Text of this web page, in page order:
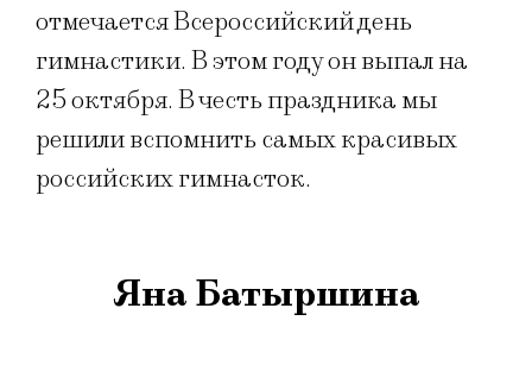
отмечается Всероссийский день
гимнастики. В этом году он выпал на
25 октября. В честь праздника мы
решили вспомнить самых красивых
российских гимнасток.
Яна Батыршина